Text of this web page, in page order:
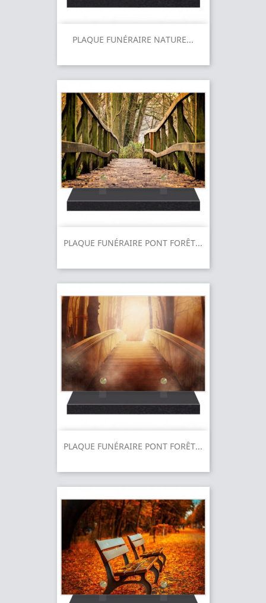
PLAQUE FUNÉRAIRE NATURE...
PLAQUE FUNÉRAIRE PONT FORÊT...
PLAQUE FUNÉRAIRE PONT FORÊT...